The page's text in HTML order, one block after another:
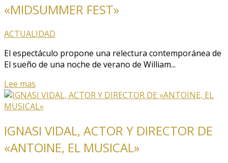
«MIDSUMMER FEST»
ACTUALIDAD
El espectáculo propone una relectura contemporánea de
El sueño de una noche de verano de William...
Lee mas
IGNASI VIDAL, ACTOR Y DIRECTOR DE
«ANTOINE, EL MUSICAL»